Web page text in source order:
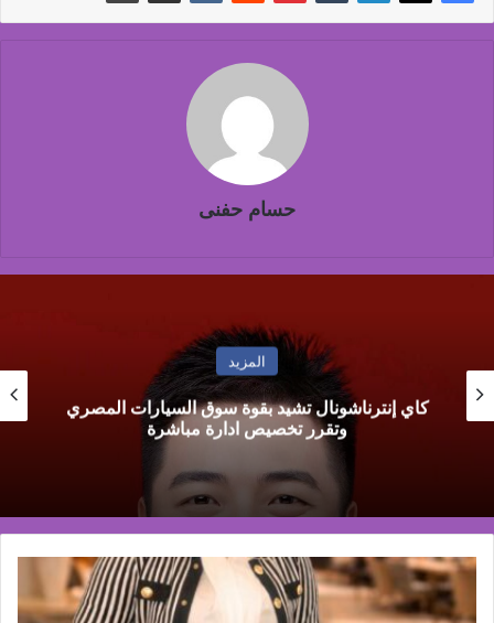
حسام حفنى
بقوة سوق السيارات المصري
محمد العرجاوي:
لرفع كفاءة
المستثمر
الحقيقي
هو